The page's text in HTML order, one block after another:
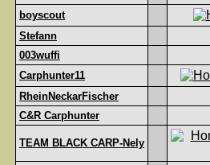
boyscout
Stefann
003wuffi
Carphunter11
RheinNeckarFischer
C&R Carphunter
TEAM BLACK CARP-Nely